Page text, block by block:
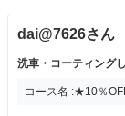
dai@7626さん
洗車・コーティング
コース名 :★10％